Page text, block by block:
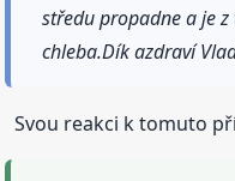
středu propadne a je
chleba.Dík azdraví
Svou reakci k tomuto